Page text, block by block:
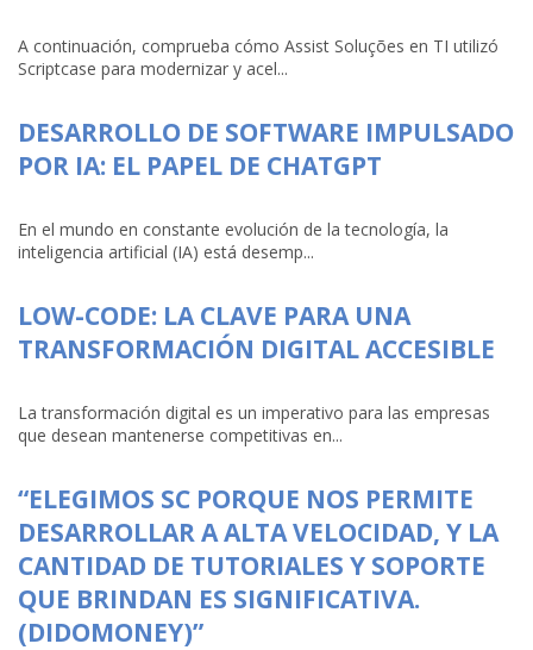
A continuación, comprueba cómo Assist Soluções en TI utilizó
Scriptcase para modernizar y acel...
DESARROLLO DE SOFTWARE IMPULSADO
POR IA: EL PAPEL DE CHATGPT
En el mundo en constante evolución de la tecnología, la
inteligencia artificial (IA) está desemp...
LOW-CODE: LA CLAVE PARA UNA
TRANSFORMACIÓN DIGITAL ACCESIBLE
La transformación digital es un imperativo para las empresas
que desean mantenerse competitivas en...
“ELEGIMOS SC PORQUE NOS PERMITE
DESARROLLAR A ALTA VELOCIDAD, Y LA
CANTIDAD DE TUTORIALES Y SOPORTE
QUE BRINDAN ES SIGNIFICATIVA.
(DIDOMONEY)”